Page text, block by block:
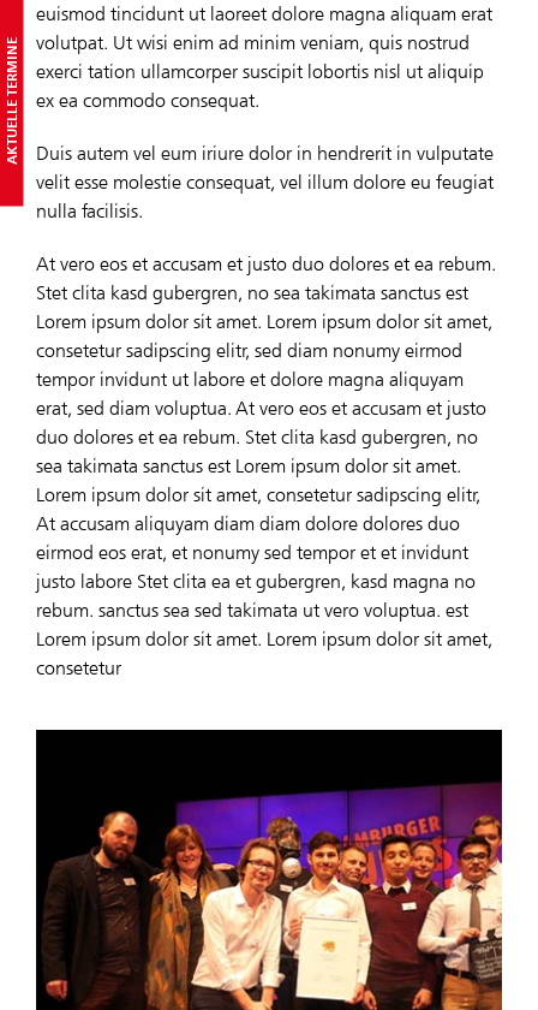
euismod tincidunt ut laoreet dolore magna aliquam erat
volutpat. Ut wisi enim ad minim veniam, quis nostrud
exerci tation ullamcorper suscipit lobortis nisl ut aliquip
ex ea commodo consequat.
Duis autem vel eum iriure dolor in hendrerit in vulputate
velit esse molestie consequat, vel illum dolore eu feugiat
nulla facilisis.
At vero eos et accusam et justo duo dolores et ea rebum.
Stet clita kasd gubergren, no sea takimata sanctus est
Lorem ipsum dolor sit amet. Lorem ipsum dolor sit amet,
consetetur sadipscing elitr, sed diam nonumy eirmod
tempor invidunt ut labore et dolore magna aliquyam
erat, sed diam voluptua. At vero eos et accusam et justo
duo dolores et ea rebum. Stet clita kasd gubergren, no
sea takimata sanctus est Lorem ipsum dolor sit amet.
Lorem ipsum dolor sit amet, consetetur sadipscing elitr,
At accusam aliquyam diam diam dolore dolores duo
eirmod eos erat, et nonumy sed tempor et et invidunt
justo labore Stet clita ea et gubergren, kasd magna no
rebum. sanctus sea sed takimata ut vero voluptua. est
Lorem ipsum dolor sit amet. Lorem ipsum dolor sit amet,
consetetur
AKTUELLE TERMINE